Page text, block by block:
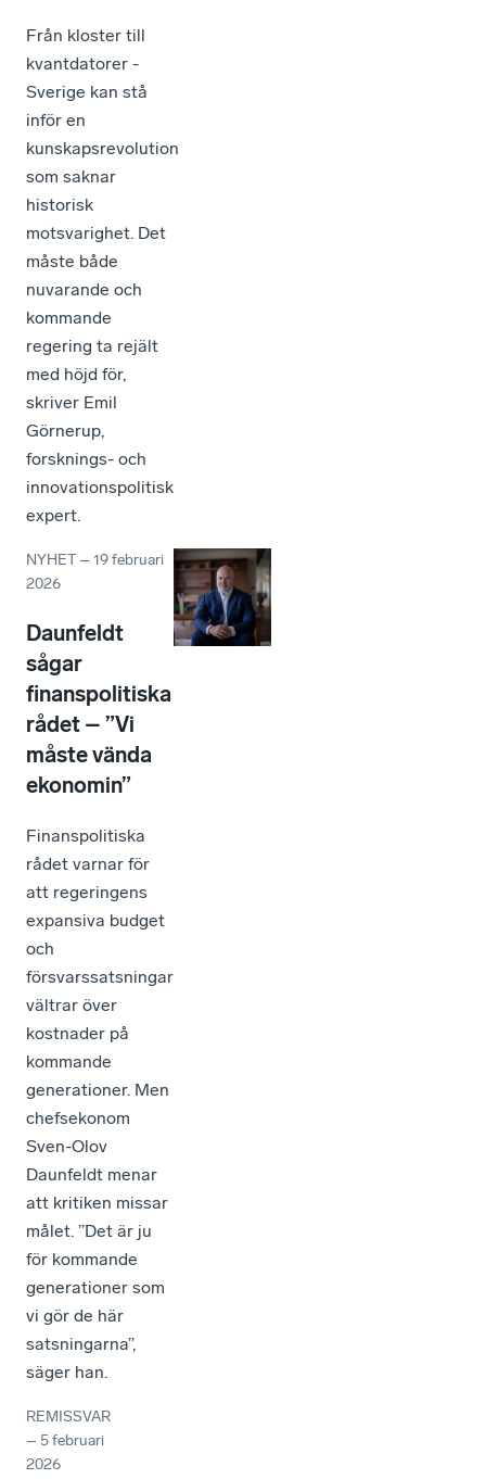
Från kloster till
kvantdatorer -
Sverige kan stå
inför en
kunskapsrevolution
som saknar
historisk
motsvarighet. Det
måste både
nuvarande och
kommande
regering ta rejält
med höjd för,
skriver Emil
Görnerup,
forsknings- och
innovationspolitisk
expert.
NYHET –19 februari
2026
Daunfeldt
sågar
finanspolitiska
rådet – ”Vi
måste vända
ekonomin”
Finanspolitiska
rådet varnar för
att regeringens
expansiva budget
och
försvarssatsningar
vältrar över
kostnader på
kommande
generationer. Men
chefsekonom
Sven-Olov
Daunfeldt menar
att kritiken missar
målet. ”Det är ju
för kommande
generationer som
vi gör de här
satsningarna”,
säger han.
REMISSVAR
–5 februari
2026